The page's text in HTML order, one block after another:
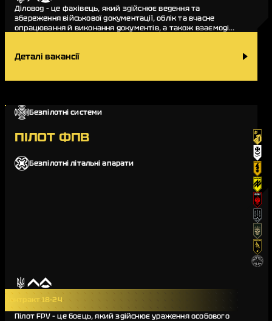
Діловод – це фахівець, який здійснює ведення та
збереження військової документації, облік та вчасне
опрацювання й виконання документів, а також взаємодіє
Деталі вакансії
Безпілотні системи
ПІЛОТ ФПВ
Безпілотні літальні апарати
Контракт 18-24
Пілот FPV – це боєць, який здійснює ураження особового